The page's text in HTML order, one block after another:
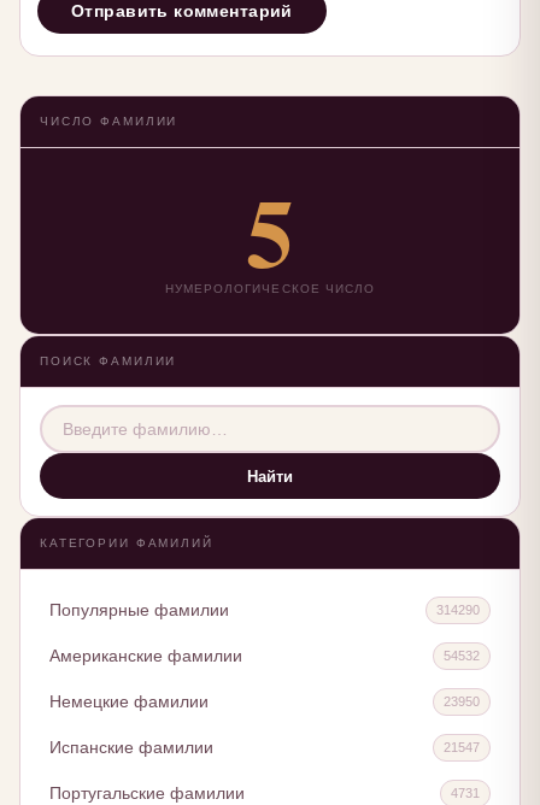
ЧИСЛО ФАМИЛИИ
5
НУМЕРОЛОГИЧЕСКОЕ ЧИСЛО
ПОИСК ФАМИЛИИ
Найти
КАТЕГОРИИ ФАМИЛИЙ
Популярные фамилии 314290
Американские фамилии 54532
Немецкие фамилии 23950
Испанские фамилии 21547
Португальские фамилии 4731